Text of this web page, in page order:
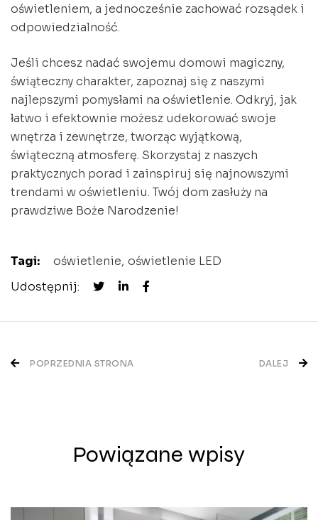
oświetleniem, a jednocześnie zachować rozsądek i
odpowiedzialność.
Jeśli chcesz nadać swojemu domowi magiczny,
świąteczny charakter, zapoznaj się z naszymi
najlepszymi pomysłami na oświetlenie. Odkryj, jak
łatwo i efektownie możesz udekorować swoje
wnętrza i zewnętrze, tworząc wyjątkową,
świąteczną atmosferę. Skorzystaj z naszych
praktycznych porad i zainspiruj się najnowszymi
trendami w oświetleniu. Twój dom zasłuży na
prawdziwe Boże Narodzenie!
Tagi: oświetlenie oświetlenie LED
Udostępnij:
Nawigacja
POPRZEDNIA STRONA DALEJ
Powiązane wpisy